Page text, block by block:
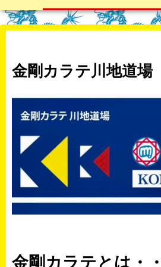
金剛カラテ川地道場
金剛カラテとは・・